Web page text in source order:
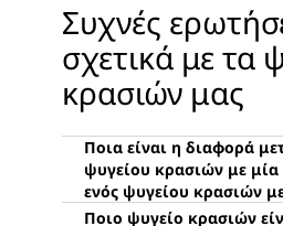
Συχνές
σχετικά με τα
κρασιών μας